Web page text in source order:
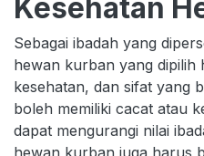
Kesehatan
Sebagai ibadah yang
hewan kurban yang dipilih
kesehatan, dan sifat yang
boleh memiliki cacat atau
dapat mengurangi nilai